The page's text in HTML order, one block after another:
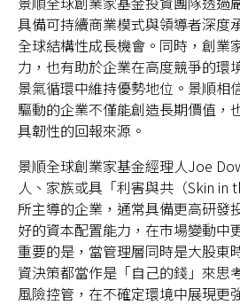
具備可持續商業模式與領導者深度
全球結構性成長機會。同時，創業
力，也有助於企業在高度競爭的環
景氣循環中維持優勢地位。景順相
驅動的企業不僅能創造長期價值，
具韌性的回報來源。
景順全球創業家基金經理人Joe
人、家族或具「利害與共（Skin in
所主導的企業，通常具備更高研發
好的資本配置能力，在市場變動中
重要的是，當管理層同時是大股東
資決策都當作是「自己的錢」來思
風險控管，在不確定環境中展現更